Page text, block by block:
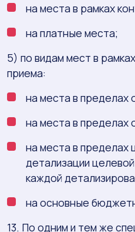
на места в рамках
на платные места;
5) по видам мест в
приема:
на места в пределах
на места в пределах
на места в пределах
детализации
каждой
на основные
13. По одним и тем же